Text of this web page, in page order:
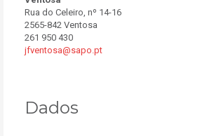
Rua do Celeiro, nº 14-16
2565-842 Ventosa
261 950 430
jfventosa@sapo.pt
Dados